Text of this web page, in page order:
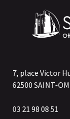
7, place Victor
62500 SAINT-
03 21 98 08 51